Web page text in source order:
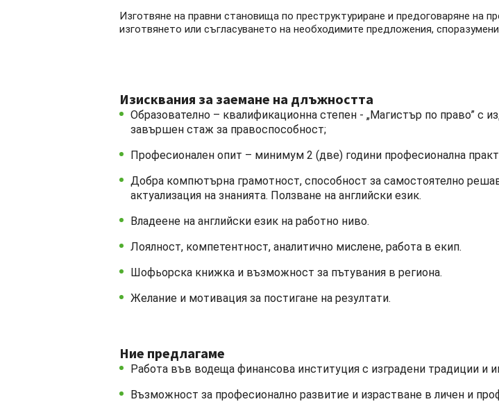
Изготвяне на правни становища по преструктуриране и предоговаряне на
изготвянето или съгласуването на необходимите предложения,
Изисквания за заемане на длъжността
Образователно – квалификационна степен - „Магистър по право” с
завършен стаж за правоспособност;
Професионален опит – минимум 2 (две) години професионална
Добра компютърна грамотност, способност за самостоятелно
актуализация на знанията. Ползване на английски език.
Владеене на английски език на работно ниво.
Лоялност, компетентност, аналитично мислене, работа в екип.
Шофьорска книжка и възможност за пътувания в региона.
Желание и мотивация за постигане на резултати.
Ние предлагаме
Работа във водеща финансова институция с изградени традиции и
Възможност за професионално развитие и израстване в личен и